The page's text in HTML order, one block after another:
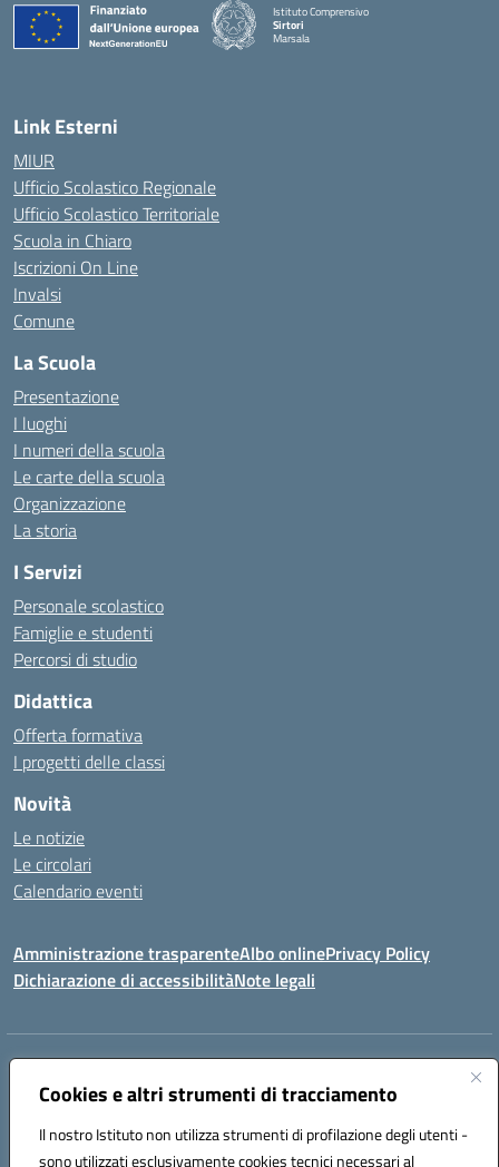
Cookies e altri strumenti di tracciamento
Il nostro Istituto non utilizza strumenti di profilazione degli utenti -
sono utilizzati esclusivamente cookies tecnici necessari al
Istituto Comprensivo
Sirtori
Marsala
Link Esterni
MIUR
Ufficio Scolastico Regionale
Ufficio Scolastico Territoriale
Scuola in Chiaro
Iscrizioni On Line
Invalsi
Comune
La Scuola
Presentazione
I luoghi
I numeri della scuola
Le carte della scuola
Organizzazione
La storia
I Servizi
Personale scolastico
Famiglie e studenti
Percorsi di studio
Didattica
Offerta formativa
I progetti delle classi
Novità
Le notizie
Le circolari
Calendario eventi
Amministrazione trasparenteAlbo onlinePrivacy Policy
Dichiarazione di accessibilitàNote legali
Indirizzo:
Centralino:0923993485 Email:tpic84500v@istruzione.it
Codice fiscale: 91039050819